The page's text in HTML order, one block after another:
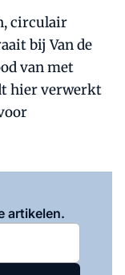
circulair
bij Van de
van met
hier verwerkt
artikelen.